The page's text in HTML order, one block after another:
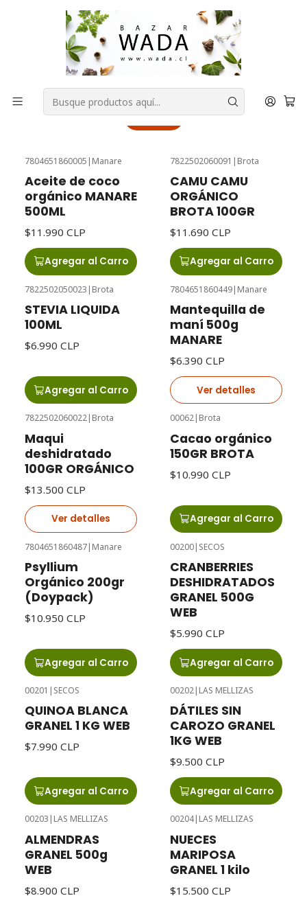
COMPRA FÁCIL, RAPIDA Y 100% SEGURA
Inicio DESPENSA Sin azúcar añadida
Sin azúcar añadida
Filtros
7804651860005 | Manare
Aceite de coco
orgánico MANARE
500ML
$11.990 CLP
Agregar al Carro
7822502060091 | Brota
CAMU CAMU
ORGÁNICO
BROTA 100GR
$11.690 CLP
Agregar al Carro
7822502050023 | Brota
STEVIA LIQUIDA
100ML
$6.990 CLP
Agregar al Carro
7804651860449| Manare
Mantequilla de
maní 500g
MANARE
$6.390 CLP
Ver detalles
7822502060022| Brota
Maqui
deshidratado
100GR ORGÁNICO
$13.500 CLP
Ver detalles
00062| Brota
Cacao orgánico
150GR BROTA
$10.990 CLP
Agregar al Carro
7804651860487| Manare
Psyllium
Orgánico 200gr
(Doypack)
$10.950 CLP
Agregar al Carro
00200| SECOS
CRANBERRIES
DESHIDRATADOS
GRANEL 500G
WEB
$5.990 CLP
Agregar al Carro
00201 | SECOS
QUINOA BLANCA
GRANEL 1 KG WEB
$7.990 CLP
Agregar al Carro
00202| LAS MELLIZAS
DÁTILES SIN
CAROZO GRANEL
1KG WEB
$9.500 CLP
Agregar al Carro
00203 LAS MELLIZAS
ALMENDRAS
GRANEL 500g
WEB
$8.900 CLP
00204 LAS MELLIZAS
NUECES
MARIPOSA
GRANEL 1 kilo
$15.500 CLP